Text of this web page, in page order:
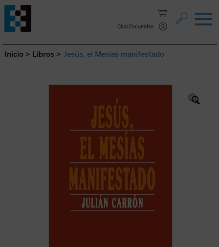
Club Encuentro
Saltar al contenido.
Inicio > Libros > Jesús, el Mesías manifestado